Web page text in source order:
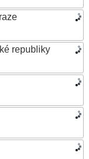
republiky